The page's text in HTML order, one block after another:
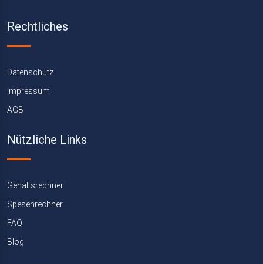
Rechtliches
Datenschutz
Impressum
AGB
Nützliche Links
Gehaltsrechner
Spesenrechner
FAQ
Blog